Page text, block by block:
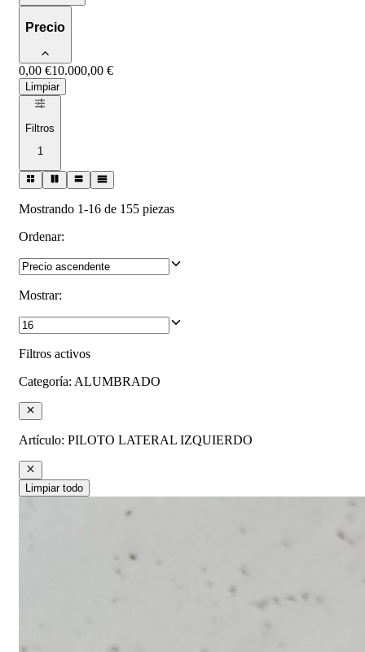
Precio
0,00 €10.000,00 €
Limpiar
Filtros
1
Mostrando 1-16 de 155 piezas
Ordenar:
Mostrar:
Filtros activos
Categoría: ALUMBRADO
Artículo: PILOTO LATERAL IZQUIERDO
Limpiar todo